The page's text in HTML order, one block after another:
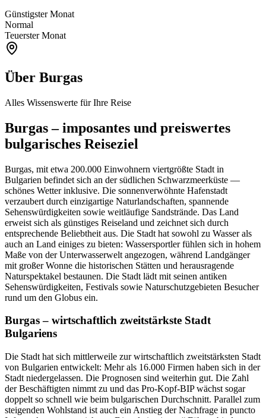
Günstigster Monat
Normal
Teuerster Monat
Über Burgas
Alles Wissenswerte für Ihre Reise
Burgas – imposantes und preiswertes
bulgarisches Reiseziel
Burgas, mit etwa 200.000 Einwohnern viertgrößte Stadt in
Bulgarien befindet sich an der südlichen Schwarzmeerküste —
schönes Wetter inklusive. Die sonnenverwöhnte Hafenstadt
verzaubert durch einzigartige Naturlandschaften, spannende
Sehenswürdigkeiten sowie weitläufige Sandstrände. Das Land
erweist sich als günstiges Reiseland und zeichnet sich durch
entsprechende Beliebtheit aus. Die Stadt hat sowohl zu Wasser als
auch an Land einiges zu bieten: Wassersportler fühlen sich in hohem
Maße von der Unterwasserwelt angezogen, während Landgänger
mit großer Wonne die historischen Stätten und herausragende
Naturspektakel bestaunen. Die Stadt lädt mit seinen antiken
Sehenswürdigkeiten, Festivals sowie Naturschutzgebieten Besucher
rund um den Globus ein.
Burgas – wirtschaftlich zweitstärkste Stadt
Bulgariens
Die Stadt hat sich mittlerweile zur wirtschaftlich zweitstärksten Stadt
von Bulgarien entwickelt: Mehr als 16.000 Firmen haben sich in der
Stadt niedergelassen. Die Prognosen sind weiterhin gut. Die Zahl
der Beschäftigten nimmt zu und das Pro-Kopf-BIP wächst sogar
doppelt so schnell wie beim bulgarischen Durchschnitt. Parallel zum
steigenden Wohlstand ist auch ein Anstieg der Nachfrage in puncto